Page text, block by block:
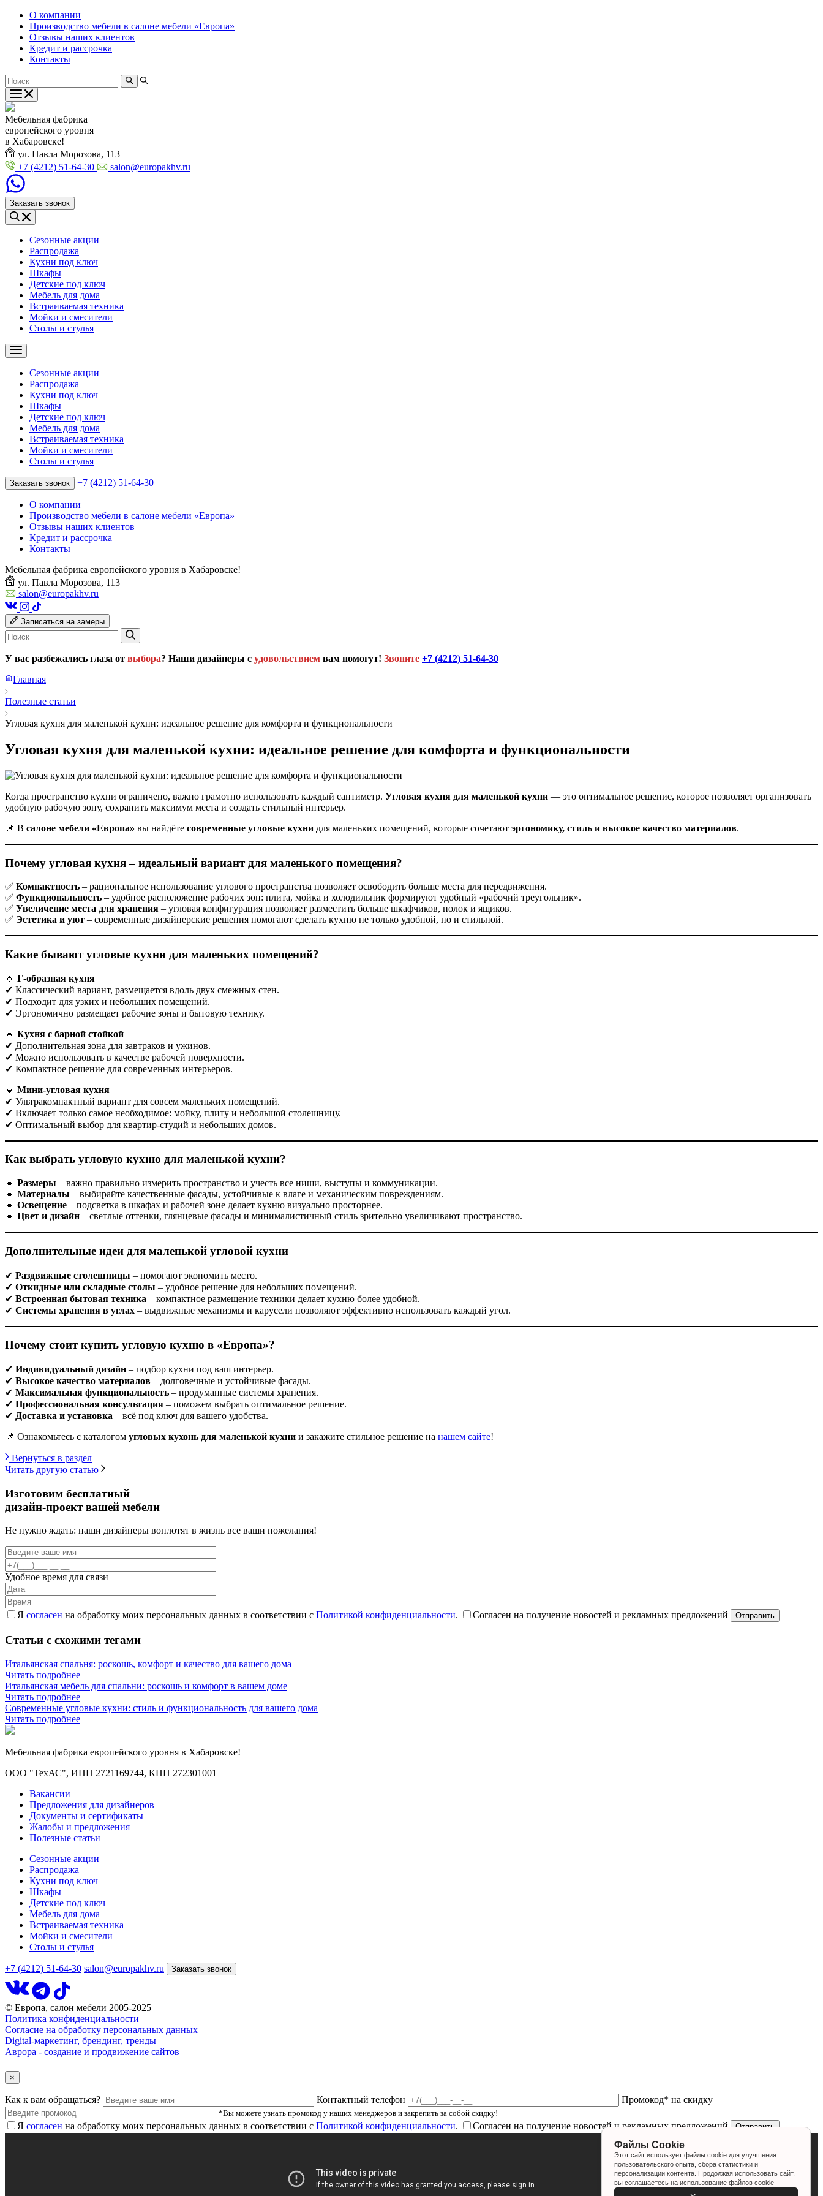
О компании
Производство мебели в салоне мебели «Европа»
Отзывы наших клиентов
Кредит и рассрочка
Контакты
Мебельная фабрика
европейского уровня
в Хабаровске!
ул. Павла Морозова, 113
+7 (4212) 51-64-30
salon@europakhv.ru
Заказать звонок
Сезонные акции
Распродажа
Кухни под ключ
Шкафы
Детские под ключ
Мебель для дома
Встраиваемая техника
Мойки и смесители
Столы и стулья
Сезонные акции
Распродажа
Кухни под ключ
Шкафы
Детские под ключ
Мебель для дома
Встраиваемая техника
Мойки и смесители
Столы и стулья
Заказать звонок +7 (4212) 51-64-30
О компании
Производство мебели в салоне мебели «Европа»
Отзывы наших клиентов
Кредит и рассрочка
Контакты
Мебельная фабрика европейского уровня в Хабаровске!
ул. Павла Морозова, 113
salon@europakhv.ru
Записаться на замеры
У вас разбежались глаза от выбора? Наши дизайнеры с удовольствием вам помогут! Звоните +7 (4212) 51-64-30
Главная
Полезные статьи
Угловая кухня для маленькой кухни: идеальное решение для комфорта и функциональности
Угловая кухня для маленькой кухни: идеальное решение для комфорта и функциональности
Когда пространство кухни ограничено, важно грамотно использовать каждый сантиметр. Угловая кухня для маленькой кухни — это оптимальное решение, которое позволяет организовать
удобную рабочую зону, сохранить максимум места и создать стильный интерьер.
📌 В салоне мебели «Европа» вы найдёте современные угловые кухни для маленьких помещений, которые сочетают эргономику, стиль и высокое качество материалов.
Почему угловая кухня – идеальный вариант для маленького помещения?
✅ Компактность – рациональное использование углового пространства позволяет освободить больше места для передвижения.
✅ Функциональность – удобное расположение рабочих зон: плита, мойка и холодильник формируют удобный «рабочий треугольник».
✅ Увеличение места для хранения – угловая конфигурация позволяет разместить больше шкафчиков, полок и ящиков.
✅ Эстетика и уют – современные дизайнерские решения помогают сделать кухню не только удобной, но и стильной.
Какие бывают угловые кухни для маленьких помещений?
🔹 Г-образная кухня
✔ Классический вариант, размещается вдоль двух смежных стен.
✔ Подходит для узких и небольших помещений.
✔ Эргономично размещает рабочие зоны и бытовую технику.
🔹 Кухня с барной стойкой
✔ Дополнительная зона для завтраков и ужинов.
✔ Можно использовать в качестве рабочей поверхности.
✔ Компактное решение для современных интерьеров.
🔹 Мини-угловая кухня
✔ Ультракомпактный вариант для совсем маленьких помещений.
✔ Включает только самое необходимое: мойку, плиту и небольшой столешницу.
✔ Оптимальный выбор для квартир-студий и небольших домов.
Как выбрать угловую кухню для маленькой кухни?
🔹 Размеры – важно правильно измерить пространство и учесть все ниши, выступы и коммуникации.
🔹 Материалы – выбирайте качественные фасады, устойчивые к влаге и механическим повреждениям.
🔹 Освещение – подсветка в шкафах и рабочей зоне делает кухню визуально просторнее.
🔹 Цвет и дизайн – светлые оттенки, глянцевые фасады и минималистичный стиль зрительно увеличивают пространство.
Дополнительные идеи для маленькой угловой кухни
✔ Раздвижные столешницы – помогают экономить место.
✔ Откидные или складные столы – удобное решение для небольших помещений.
✔ Встроенная бытовая техника – компактное размещение техники делает кухню более удобной.
✔ Системы хранения в углах – выдвижные механизмы и карусели позволяют эффективно использовать каждый угол.
Почему стоит купить угловую кухню в «Европа»?
✔ Индивидуальный дизайн – подбор кухни под ваш интерьер.
✔ Высокое качество материалов – долговечные и устойчивые фасады.
✔ Максимальная функциональность – продуманные системы хранения.
✔ Профессиональная консультация – поможем выбрать оптимальное решение.
✔ Доставка и установка – всё под ключ для вашего удобства.
📌 Ознакомьтесь с каталогом угловых кухонь для маленькой кухни и закажите стильное решение на нашем сайте!
Вернуться в раздел
Читать другую статью
Изготовим бесплатный
дизайн-проект вашей мебели
Не нужно ждать: наши дизайнеры воплотят в жизнь все ваши пожелания!
Удобное время для связи
Я согласен на обработку моих персональных данных в соответствии с Политикой конфиденциальности. Согласен на получение новостей и рекламных предложений
Статьи с схожими тегами
Итальянская спальня: роскошь, комфорт и качество для вашего дома
Читать подробнее
Итальянская мебель для спальни: роскошь и комфорт в вашем доме
Читать подробнее
Современные угловые кухни: стиль и функциональность для вашего дома
Читать подробнее
Файлы Cookie
Этот сайт использует файлы cookie для улучшения
пользовательского опыта, сбора статистики и
персонализации контента. Продолжая использовать сайт,
вы соглашаетесь на использование файлов cookie
Мебельная фабрика европейского уровня в Хабаровске!
ООО "ТехАС", ИНН 2721169744, КПП 272301001
Вакансии
Предложения для дизайнеров
Документы и сертификаты
Жалобы и предложения
Полезные статьи
Сезонные акции
Распродажа
Кухни под ключ
Шкафы
Детские под ключ
Мебель для дома
Встраиваемая техника
Мойки и смесители
Столы и стулья
+7 (4212) 51-64-30 salon@europakhv.ru Заказать звонок
© Европа, салон мебели 2005-2025
Политика конфиденциальности
Согласие на обработку персональных данных
Digital-маркетинг, брендинг, тренды
Аврора - создание и продвижение сайтов
×
Как к вам обращаться? Контактный телефон Промокод* на скидку
*Вы можете узнать промокод у наших менеджеров и закрепить за собой скидку!
Я согласен на обработку моих персональных данных в соответствии с Политикой конфиденциальности. Согласен на получение новостей и рекламных предложений